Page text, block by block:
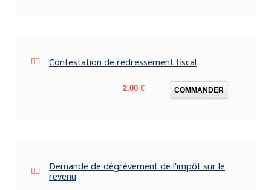
Contestation de redressement fiscal
Prix
2,00 € COMMANDER
Demande de dégrèvement de l'impôt sur le
revenu